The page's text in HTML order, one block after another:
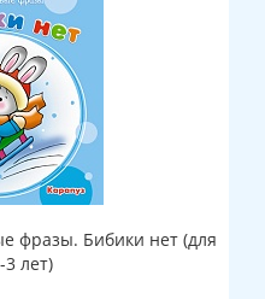
фразы. Бибики нет (для
3 лет)